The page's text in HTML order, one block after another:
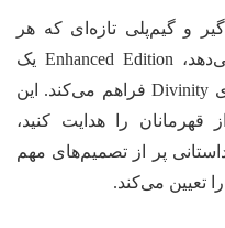
و گیم‌پلی تازه‌ای که هر
تصمیم شما را تحت تأثیر قرار می‌دهد، Enhanced Edition یک
تجربه نفس‌گیر و شگفت‌آور از دنیای Divinity فراهم می‌کند. این
را هدایت کنید،
پر از تصمیم‌های مهم
می‌کند.